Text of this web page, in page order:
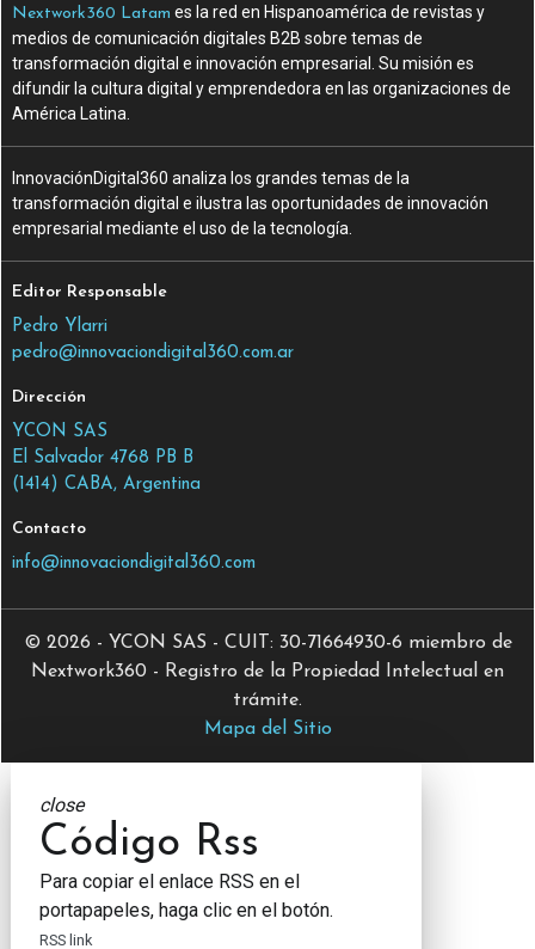
Nextwork360 Latam es la red en Hispanoamérica de revistas y
medios de comunicación digitales B2B sobre temas de
transformación digital e innovación empresarial. Su misión es
difundir la cultura digital y emprendedora en las organizaciones de
América Latina.
InnovaciónDigital360 analiza los grandes temas de la
transformación digital e ilustra las oportunidades de innovación
empresarial mediante el uso de la tecnología.
Editor Responsable
Pedro Ylarri
pedro@innovaciondigital360.com.ar
Dirección
YCON SAS
El Salvador 4768 PB B
(1414) CABA, Argentina
Contacto
info@innovaciondigital360.com
© 2026 - YCON SAS - CUIT: 30-71664930-6 miembro de
Nextwork360 - Registro de la Propiedad Intelectual en
trámite.
Mapa del Sitio
close
Código Rss
Para copiar el enlace RSS en el
portapapeles, haga clic en el botón.
RSS link